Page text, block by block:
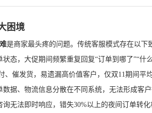
困境
是商家最头疼的问题。传统客服模式存在以下
态，大促期间频繁重复回复“订单到哪了”“什
、催发货，易遗漏高价值客户，仅双11期间平
数据、物流信息分散在不同系统，无法形成客户
无法即时响应，错失30%以上的夜间订单转化